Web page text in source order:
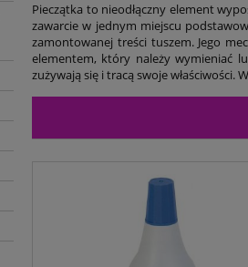
Pieczątka to nieodłączny element
zawarcie w jednym miejscu
zamontowanej treści tuszem. Jego
elementem, który należy wymieniać
zużywają się i tracą swoje właściwości.